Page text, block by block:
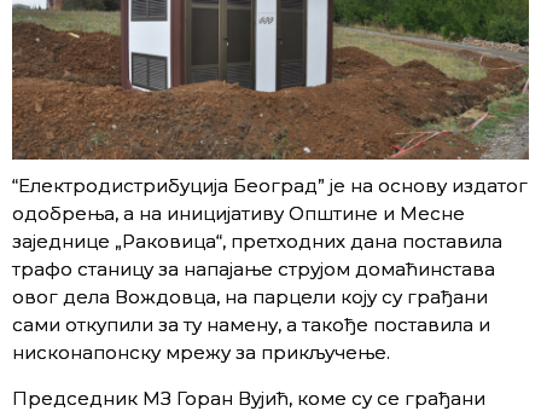
“Електродистрибуцијa Београд” је на основу издатог
одобрења, a на иницијативу Општине и Месне
заједнице „Раковица“, претходних дана поставила
трафо станицу за напајање струјом домаћинстава
овог дела Вождовца, на парцели коју су грађани
сами откупили за ту намену, а такође поставила и
нисконапонску мрежу за прикључење.
Председник МЗ Горан Вујић, коме су се грађани